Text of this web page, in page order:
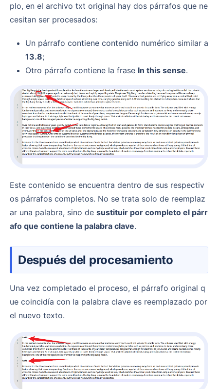
plo, en el archivo txt original hay dos párrafos que ne
cesitan ser procesados:
Un párrafo contiene contenido numérico similar a
13.8;
Otro párrafo contiene la frase In this sense.
Este contenido se encuentra dentro de sus respectiv
os párrafos completos. No se trata solo de reemplaz
ar una palabra, sino de sustituir por completo el párr
afo que contiene la palabra clave.
Después del procesamiento
Una vez completado el proceso, el párrafo original q
ue coincidía con la palabra clave es reemplazado por
el nuevo texto.